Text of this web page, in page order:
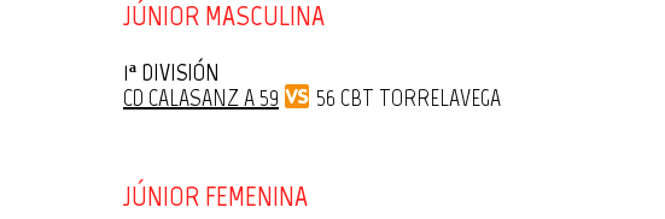
JÚNIOR MASCULINA
1ª DIVISIÓN
CD CALASANZ A 59
56 CBT TORRELAVEGA
JÚNIOR FEMENINA